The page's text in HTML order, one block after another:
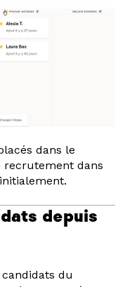
dans le
recrutement dans
depuis
du